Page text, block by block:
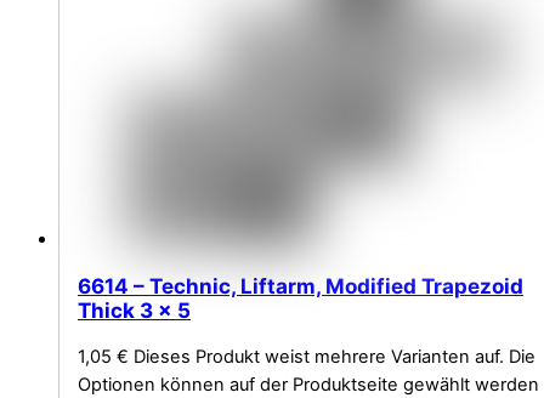
6614 – Technic, Liftarm, Modified Trapezoid
Thick 3 x 5
1,05 € Dieses Produkt weist mehrere Varianten auf. Die
Optionen können auf der Produktseite gewählt werden